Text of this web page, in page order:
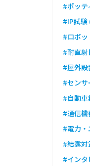
#ポッテ
#IP試験
#ロボッ
#耐直射
#屋外設
#センサ
#自動車
#通信機
#電力・
#結露対
#インタ